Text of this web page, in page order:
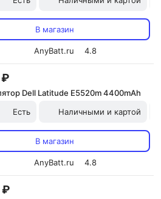
В магазин
AnyBatt.ru 4.8
₽
Dell Latitude E5520m 4400mAh
Есть
Наличными и картой
В магазин
AnyBatt.ru 4.8
₽